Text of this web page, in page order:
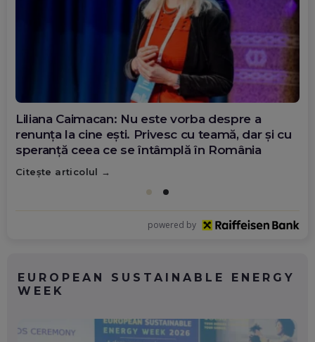
Liliana Caimacan: Nu este vorba despre a
renunța la cine ești. Privesc cu teamă, dar și cu
speranță ceea ce se întâmplă în România
Citește articolul
powered by
EUROPEAN SUSTAINABLE ENERGY
WEEK